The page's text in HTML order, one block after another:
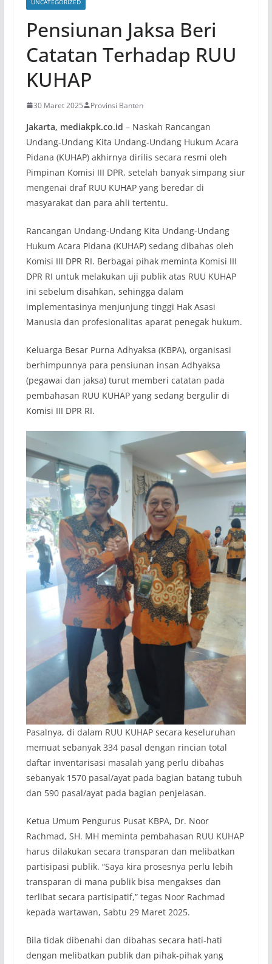
UNCATEGORIZED
Pensiunan Jaksa Beri
Catatan Terhadap RUU
KUHAP
30 Maret 2025 Provinsi Banten
Jakarta, mediakpk.co.id – Naskah Rancangan
Undang-Undang Kita Undang-Undang Hukum Acara
Pidana (KUHAP) akhirnya dirilis secara resmi oleh
Pimpinan Komisi III DPR, setelah banyak simpang siur
mengenai draf RUU KUHAP yang beredar di
masyarakat dan para ahli tertentu.
Rancangan Undang-Undang Kita Undang-Undang
Hukum Acara Pidana (KUHAP) sedang dibahas oleh
Komisi III DPR RI. Berbagai pihak meminta Komisi III
DPR RI untuk melakukan uji publik atas RUU KUHAP
ini sebelum disahkan, sehingga dalam
implementasinya menjunjung tinggi Hak Asasi
Manusia dan profesionalitas aparat penegak hukum.
Keluarga Besar Purna Adhyaksa (KBPA), organisasi
berhimpunnya para pensiunan insan Adhyaksa
(pegawai dan jaksa) turut memberi catatan pada
pembahasan RUU KUHAP yang sedang bergulir di
Komisi III DPR RI.
Pasalnya, di dalam RUU KUHAP secara keseluruhan
memuat sebanyak 334 pasal dengan rincian total
daftar inventarisasi masalah yang perlu dibahas
sebanyak 1570 pasal/ayat pada bagian batang tubuh
dan 590 pasal/ayat pada bagian penjelasan.
Ketua Umum Pengurus Pusat KBPA, Dr. Noor
Rachmad, SH. MH meminta pembahasan RUU KUHAP
harus dilakukan secara transparan dan melibatkan
partisipasi publik. “Saya kira prosesnya perlu lebih
transparan di mana publik bisa mengakses dan
terlibat secara partisipatif,” tegas Noor Rachmad
kepada wartawan, Sabtu 29 Maret 2025.
Bila tidak dibenahi dan dibahas secara hati-hati
dengan melibatkan publik dan pihak-pihak yang